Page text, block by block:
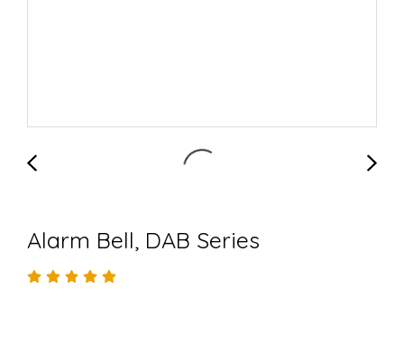
Alarm Bell, DAB Series